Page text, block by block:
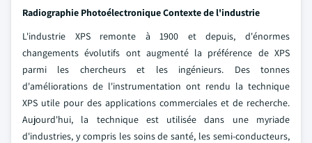
Radiographie Photoélectronique Contexte de l'industrie
L'industrie XPS remonte à 1900 et depuis, d'énormes
changements évolutifs ont augmenté la préférence de XPS
parmi les chercheurs et les ingénieurs. Des tonnes
d'améliorations de l'instrumentation ont rendu la technique
XPS utile pour des applications commerciales et de recherche.
Aujourd'hui, la technique est utilisée dans une myriade
d'industries, y compris les soins de santé, les semi-conducteurs,